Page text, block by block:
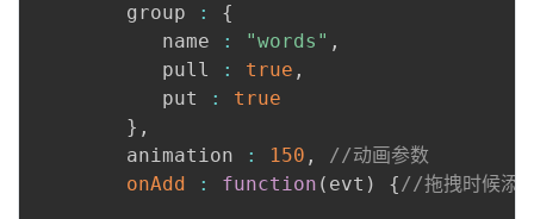
        group
:
{
           name
: "words" ,
           pull
: true ,
           put
:
true
} ,
        animation
: 150 ,
//动画参数
onAdd
: function ( evt ) {//拖拽时候添